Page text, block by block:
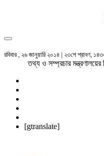
রবিবার , ২৬ জানুয়ারি ২০১৪ | ২৩শে শ্রাবণ, ১৪৩৩
তথ্য ও সম্প্রচার
[gtranslate]